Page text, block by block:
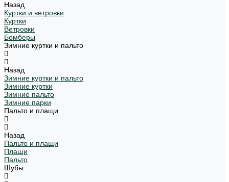
Назад
Куртки и ветровки
Куртки
Ветровки
Бомберы
Зимние куртки и пальто
Назад
Зимние куртки и пальто
Зимние куртки
Зимние пальто
Зимние парки
Пальто и плащи
Назад
Пальто и плащи
Плащи
Пальто
Шубы